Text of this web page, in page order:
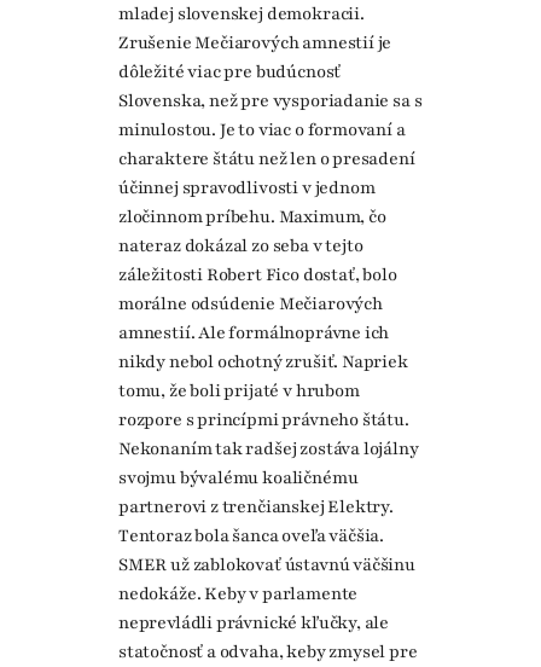
mladej slovenskej demokracii.
Zrušenie Mečiarových amnestií je
dôležité viac pre budúcnosť
Slovenska, než pre vysporiadanie sa s
minulostou. Je to viac o formovaní a
charaktere štátu než len o presadení
účinnej spravodlivosti v jednom
zločinnom príbehu. Maximum, čo
nateraz dokázal zo seba v tejto
záležitosti Robert Fico dostať, bolo
morálne odsúdenie Mečiarových
amnestií. Ale formálnoprávne ich
nikdy nebol ochotný zrušiť. Napriek
tomu, že boli prijaté v hrubom
rozpore s princípmi právneho štátu.
Nekonaním tak radšej zostáva lojálny
svojmu bývalému koaličnému
partnerovi z trenčianskej Elektry.
Tentoraz bola šanca oveľa väčšia.
SMER už zablokovať ústavnú väčšinu
nedokáže. Keby v parlamente
neprevládli právnické kľučky, ale
statočnosť a odvaha, keby zmysel pre